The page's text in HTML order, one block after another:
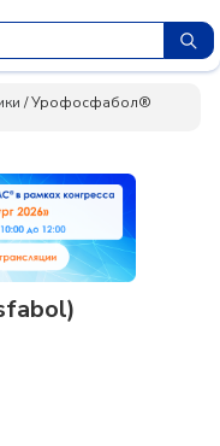
/Урофосфабол®